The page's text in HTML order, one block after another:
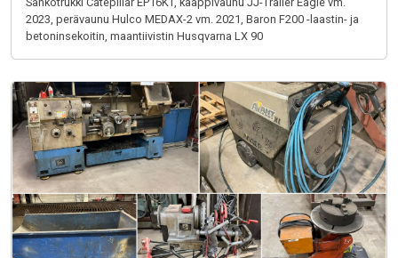
2023, perävaunu Hulco MEDAX-2 vm. 2021, Baron F200 -laastin- ja
betoninsekoitin, maantiivistin Husqvarna LX 90